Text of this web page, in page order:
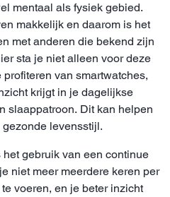
mentaal als fysiek gebied.
makkelijk en daarom is het
met anderen die bekend zijn
sta je niet alleen voor deze
van smartwatches,
krijgt in je dagelijkse
slaappatroon. Dit kan helpen
levensstijl.
gebruik van een continue
niet meer meerdere keren per
voeren, en je beter inzicht